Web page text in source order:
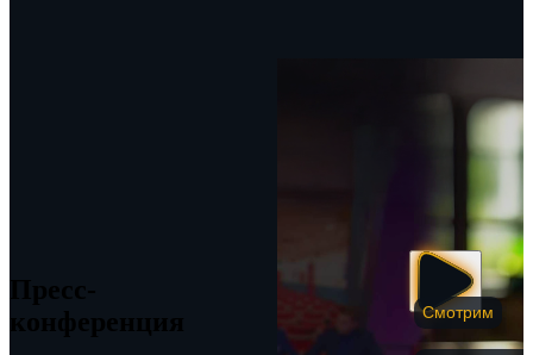
Пресс-
конференция
Смотрим